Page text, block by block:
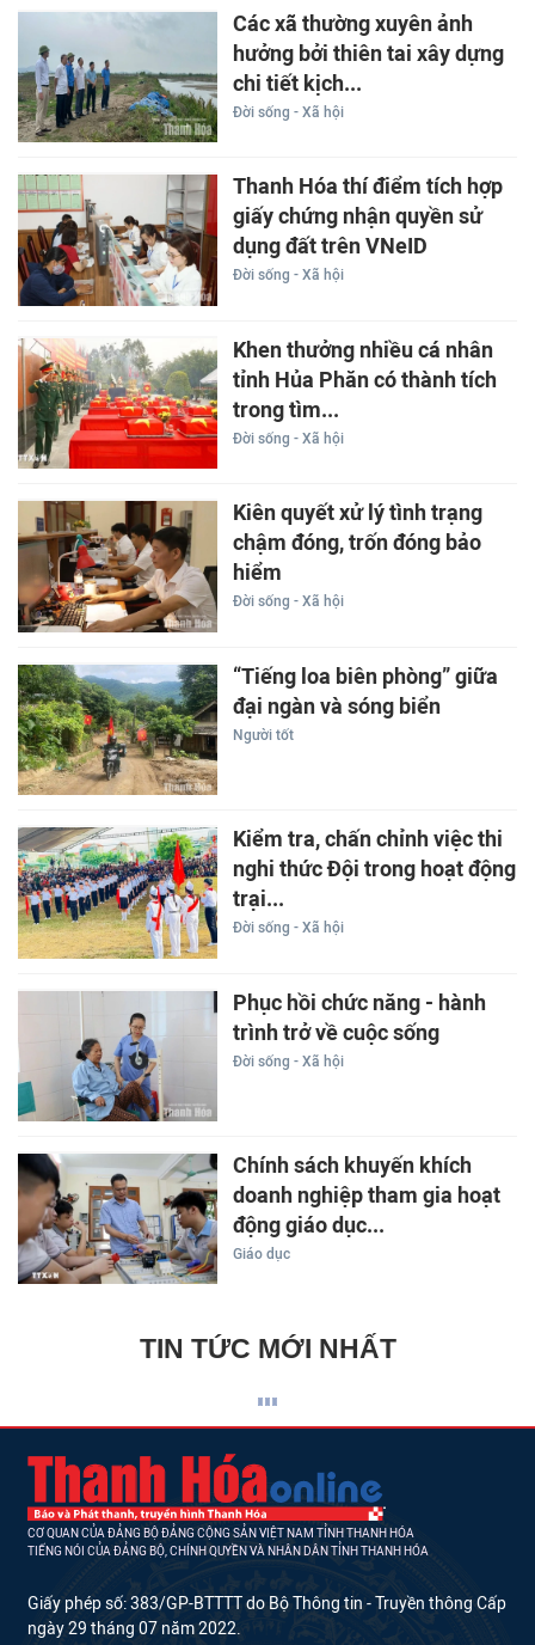
Các xã thường xuyên ảnh
hưởng bởi thiên tai xây dựng
chi tiết kịch...
Đời sống - Xã hội
Thanh Hóa thí điểm tích hợp
giấy chứng nhận quyền sử
dụng đất trên VNeID
Đời sống - Xã hội
Khen thưởng nhiều cá nhân
tỉnh Hủa Phăn có thành tích
trong tìm...
Đời sống - Xã hội
Kiên quyết xử lý tình trạng
chậm đóng, trốn đóng bảo
hiểm
Đời sống - Xã hội
“Tiếng loa biên phòng” giữa
đại ngàn và sóng biển
Người tốt
Kiểm tra, chấn chỉnh việc thi
nghi thức Đội trong hoạt động
trại...
Đời sống - Xã hội
Phục hồi chức năng - hành
trình trở về cuộc sống
Đời sống - Xã hội
Chính sách khuyến khích
doanh nghiệp tham gia hoạt
động giáo dục...
Giáo dục
TIN TỨC MỚI NHẤT
CƠ QUAN CỦA ĐẢNG BỘ ĐẢNG CỘNG SẢN VIỆT NAM TỈNH THANH HÓA
TIẾNG NÓI CỦA ĐẢNG BỘ, CHÍNH QUYỀN VÀ NHÂN DÂN TỈNH THANH HÓA
Giấy phép số: 383/GP-BTTTT do Bộ Thông tin - Truyền thông Cấp
ngày 29 tháng 07 năm 2022.